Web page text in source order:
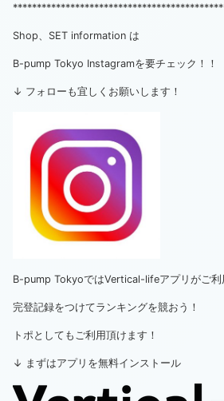
Shop、SET information は
B-pump Tokyo Instagramを要チェック！！
↓ フォローも宜しくお願いします！
B-pump TokyoではVertical-lifeアプリがご利
完登記録をつけてランキングを競おう！
トポとしてもご利用頂けます！
↓ まずはアプリを無料インストール